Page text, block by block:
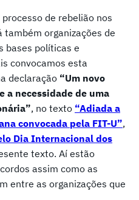
de rebelião nos
também organizações de
bases políticas e
convocamos esta
declaração “Um novo
a necessidade de uma
, no texto “Adiada a
convocada pela FIT-U”,
Dia Internacional dos
texto. Aí estão
assim como as
entre as organizações que